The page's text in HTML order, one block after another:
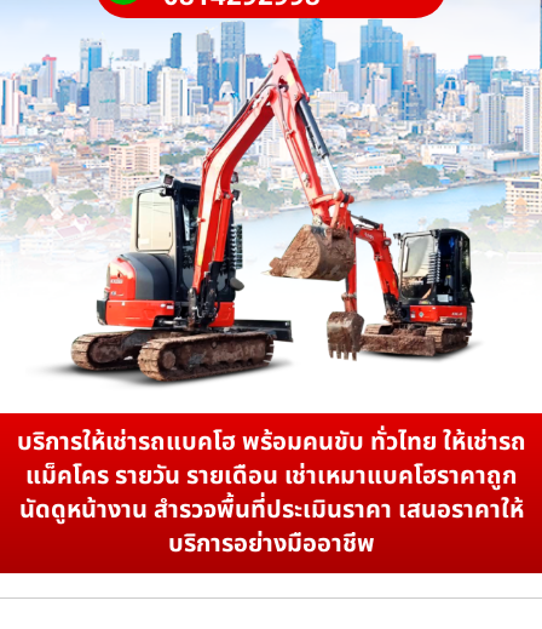
บริการให้เช่ารถแบคโฮ พร้อมคนขับ ทั่วไทย ให้เช่ารถ
แม็คโคร รายวัน รายเดือน เช่าเหมาแบคโฮราคาถูก
นัดดูหน้างาน สำรวจพื้นที่ประเมินราคา เสนอราคาให้
บริการอย่างมืออาชีพ